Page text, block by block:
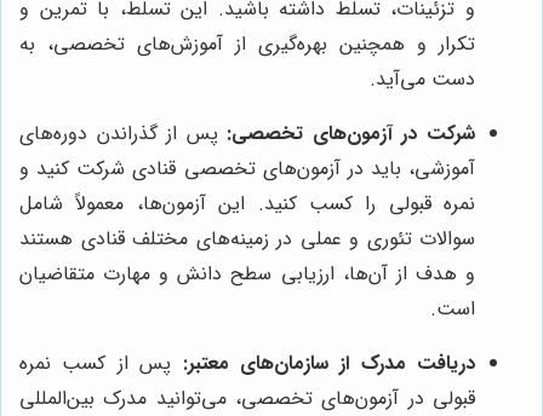
و تزئینات، تسلط داشته باشید. این تسلط، با تمرین و
تکرار و همچنین بهره‌گیری از آموزش‌های تخصصی، به
دست می‌آید.
شرکت در آزمون‌های تخصصی: پس از گذراندن دوره‌های
آموزشی، باید در آزمون‌های تخصصی قنادی شرکت کنید و
نمره قبولی را کسب کنید. این آزمون‌ها، معمولاً شامل
سوالات تئوری و عملی در زمینه‌های مختلف قنادی هستند
و هدف از آن‌ها، ارزیابی سطح دانش و مهارت متقاضیان
است.
دریافت مدرک از سازمان‌های معتبر: پس از کسب نمره
قبولی در آزمون‌های تخصصی، می‌توانید مدرک بین‌المللی